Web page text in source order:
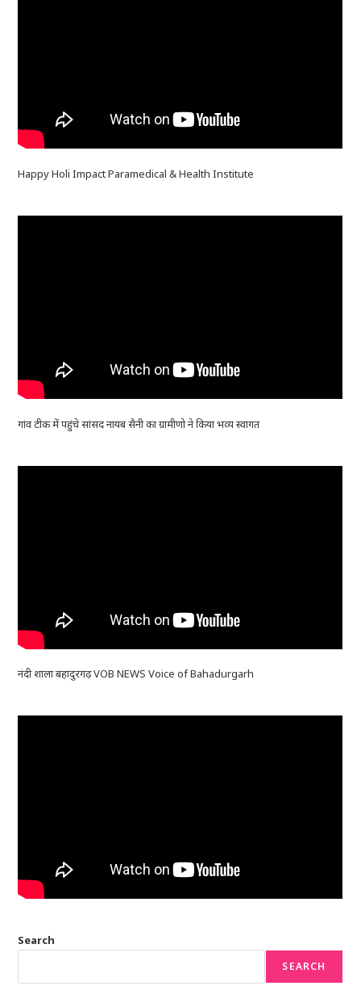
Happy Holi Impact Paramedical & Health Institute
गांव टीक में पहुंचे सांसद नायब सैनी का ग्रामीणो ने किया भव्य स्वागत
नंदी शाला बहादुरगढ़ VOB NEWS Voice of Bahadurgarh
Search
SEARCH